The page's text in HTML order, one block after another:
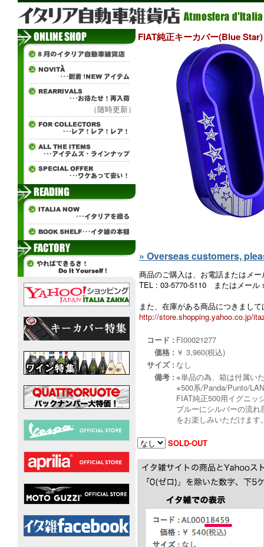
（随時更新）
FIAT純正キーカバー(Blue Star)
» Overseas customers,
商品のご購入は、お電話またはメ
TEL : 03-5770-5110 またはメール
また、在庫がある商品につきまし
http://store.shopping.yahoo.co.jp/
コード : FI00021277
価格 : ￥ 3,960(税込)
サイズ : なし
備考 : ※単品の為、箱は付属い
※500系/Panda/Punto/
FIAT純正500用イグニッ
ブルーにシルバーの流
をお楽しみいただけます
SOLD-OUT